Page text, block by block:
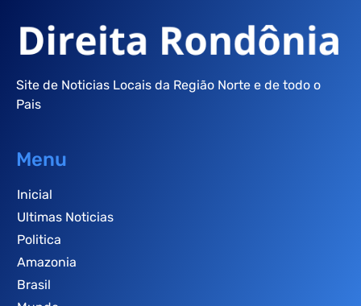
Site de Noticias Locais da Região Norte e de todo o
Pais
Menu
Inicial
Ultimas Noticias
Politica
Amazonia
Brasil